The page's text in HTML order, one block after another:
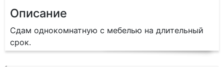
Описание
Сдам однокомнатную с мебелью на длительный
срок.